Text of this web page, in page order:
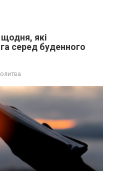
які
серед буденного